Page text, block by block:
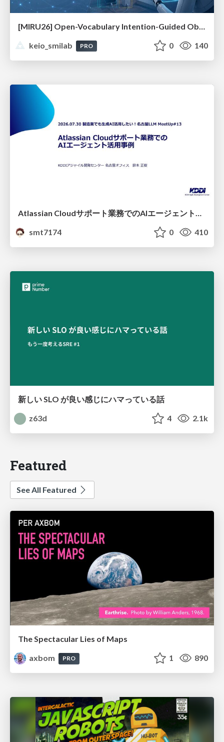
[MIRU26] Open-Vocabulary Intention-Guided Object Detection in Diverse Scenes
keio_smilab
PRO 0 140
smt7174
0 410
新しい SLO が良い感じにハマっている話
z63d
4 2.1k
Featured
See All Featured
The Spectacular Lies of Maps
axbom
PRO 1 890